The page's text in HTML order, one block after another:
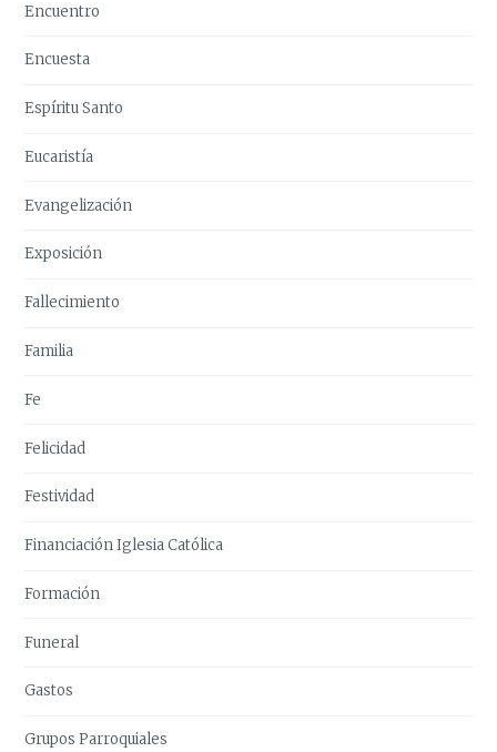
Encuentro
Encuesta
Espíritu Santo
Eucaristía
Evangelización
Exposición
Fallecimiento
Familia
Fe
Felicidad
Festividad
Financiación Iglesia Católica
Formación
Funeral
Gastos
Grupos Parroquiales